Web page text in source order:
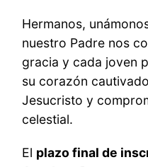
Hermanos,
nuestro Padre nos
gracia y cada joven
su corazón
Jesucristo y
celestial.
El plazo final de